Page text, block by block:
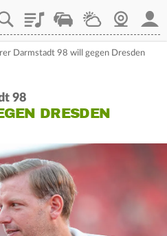
PlaylistStaupilotWetterWebcam
Darmstadt 98 will gegen Dresden
98
DRESDEN